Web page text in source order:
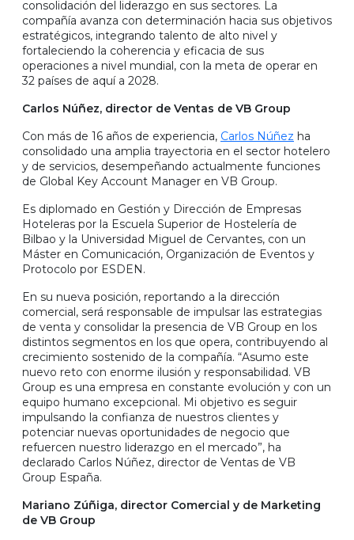
consolidación del liderazgo en sus sectores. La
compañía avanza con determinación hacia sus objetivos
estratégicos, integrando talento de alto nivel y
fortaleciendo la coherencia y eficacia de sus
operaciones a nivel mundial, con la meta de operar en
32 países de aquí a 2028.
Carlos Núñez, director de Ventas de VB Group
Con más de 16 años de experiencia, Carlos Núñez ha
consolidado una amplia trayectoria en el sector hotelero
y de servicios, desempeñando actualmente funciones
de Global Key Account Manager en VB Group.
Es diplomado en Gestión y Dirección de Empresas
Hoteleras por la Escuela Superior de Hostelería de
Bilbao y la Universidad Miguel de Cervantes, con un
Máster en Comunicación, Organización de Eventos y
Protocolo por ESDEN.
En su nueva posición, reportando a la dirección
comercial, será responsable de impulsar las estrategias
de venta y consolidar la presencia de VB Group en los
distintos segmentos en los que opera, contribuyendo al
crecimiento sostenido de la compañía. “Asumo este
nuevo reto con enorme ilusión y responsabilidad. VB
Group es una empresa en constante evolución y con un
equipo humano excepcional. Mi objetivo es seguir
impulsando la confianza de nuestros clientes y
potenciar nuevas oportunidades de negocio que
refuercen nuestro liderazgo en el mercado”, ha
declarado Carlos Núñez, director de Ventas de VB
Group España.
Mariano Zúñiga, director Comercial y de Marketing
de VB Group